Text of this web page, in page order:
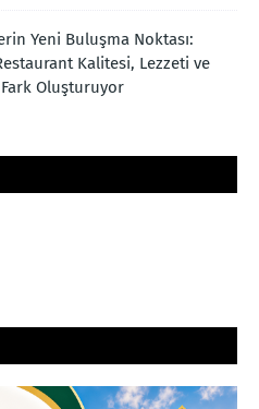
Yeni Buluşma Noktası:
Kalitesi, Lezzeti ve
Oluşturuyor